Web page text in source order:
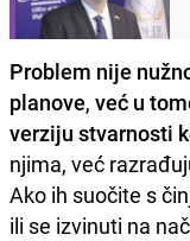
Problem nije
planove, već u
verziju stvarnosti
njima, već
Ako ih suočite s
ili se izvinuti na